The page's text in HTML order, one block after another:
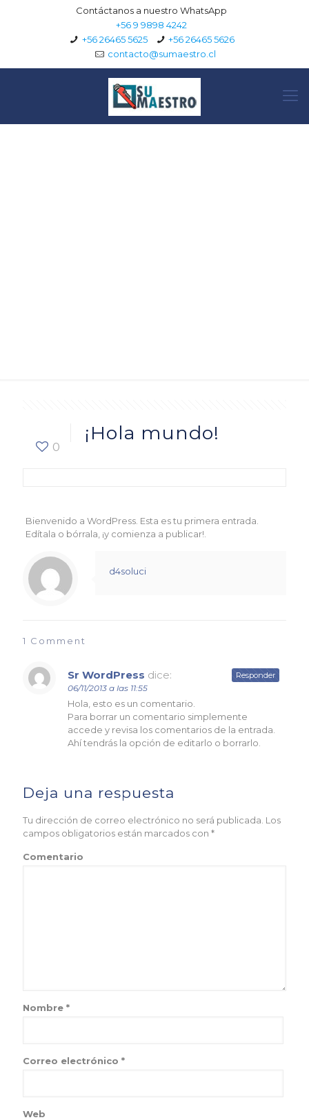
Contáctanos a nuestro WhatsApp
+56 9 9898 4242
+56 26465 5625
+56 26465 5626
contacto@sumaestro.cl
0
¡Hola mundo!
Bienvenido a WordPress. Esta es tu primera entrada.
Edítala o bórrala, ¡y comienza a publicar!.
d4soluci
1 Comment
Sr WordPress dice:
06/11/2013 a las 11:55
Hola, esto es un comentario.
Para borrar un comentario simplemente
accede y revisa los comentarios de la entrada.
Ahí tendrás la opción de editarlo o borrarlo.
Responder
Deja una respuesta
Tu dirección de correo electrónico no será publicada. Los
campos obligatorios están marcados con *
Comentario
Nombre *
Correo electrónico *
Web